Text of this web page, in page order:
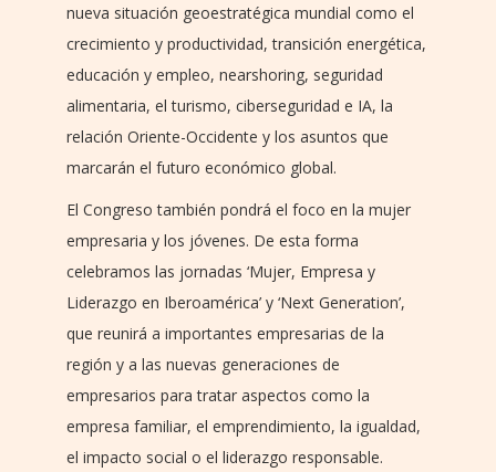
nueva situación geoestratégica mundial como el
crecimiento y productividad, transición energética,
educación y empleo, nearshoring, seguridad
alimentaria, el turismo, ciberseguridad e IA, la
relación Oriente-Occidente y los asuntos que
marcarán el futuro económico global.
El Congreso también pondrá el foco en la mujer
empresaria y los jóvenes. De esta forma
celebramos las jornadas ‘Mujer, Empresa y
Liderazgo en Iberoamérica’ y ‘Next Generation’,
que reunirá a importantes empresarias de la
región y a las nuevas generaciones de
empresarios para tratar aspectos como la
empresa familiar, el emprendimiento, la igualdad,
el impacto social o el liderazgo responsable.